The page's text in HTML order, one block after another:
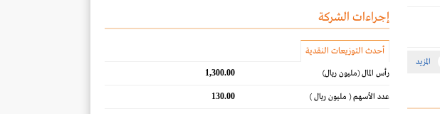
المزيد
إجراءات الشركة
أحدث التوزيعات النقدية
رأس المال(مليون ريال) 1,300.00
عدد الأسهم( مليون ريال ) 130.00